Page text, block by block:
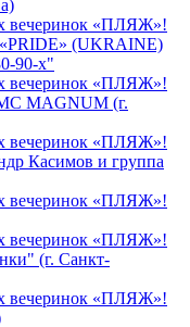
вечеринок «ПЛЯЖ»!
(UKRAINE)
90-х"
вечеринок «ПЛЯЖ»!
MAGNUM (г.
вечеринок «ПЛЯЖ»!
Касимов и группа
вечеринок «ПЛЯЖ»!
вечеринок «ПЛЯЖ»!
(г. Санкт-
вечеринок «ПЛЯЖ»!